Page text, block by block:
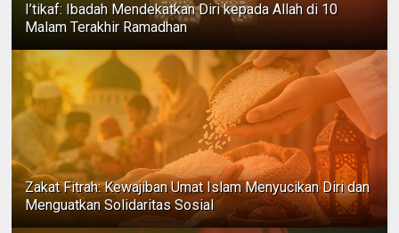
I’tikaf: Ibadah Mendekatkan Diri kepada Allah di 10
Malam Terakhir Ramadhan
Zakat Fitrah: Kewajiban Umat Islam Menyucikan Diri dan
Menguatkan Solidaritas Sosial